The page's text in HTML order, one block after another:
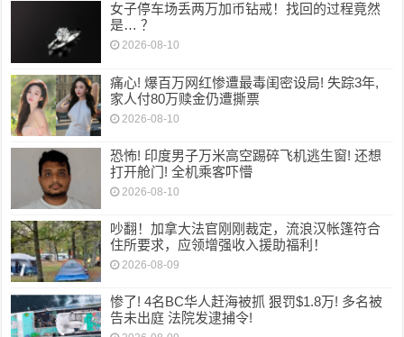
女子停车场丢两万加币钻戒！找回的过程竟然
是… ？
2026-08-10
痛心! 爆百万网红惨遭最毒闺密设局! 失踪3年,
家人付80万赎金仍遭撕票
2026-08-10
恐怖! 印度男子万米高空踢碎飞机逃生窗! 还想
打开舱门! 全机乘客吓懵
2026-08-10
吵翻！加拿大法官刚刚裁定，流浪汉帐篷符合
住所要求，应领增强收入援助福利！
2026-08-09
惨了! 4名BC华人赶海被抓 狠罚$1.8万! 多名被
告未出庭 法院发逮捕令!